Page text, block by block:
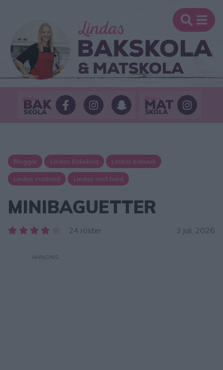
Bloggar Lindas Bakskola Lindas bakverk
Lindas matbröd Lindas små bröd
MINIBAGUETTER
24 röster 3 juli, 2026